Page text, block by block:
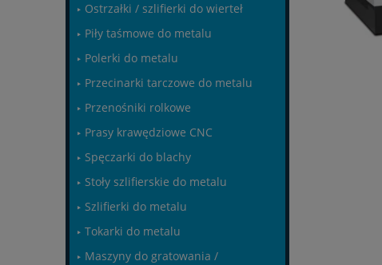
Ostrzałki / szlifierki do wierteł
Piły taśmowe do metalu
Polerki do metalu
Przecinarki tarczowe do metalu
Przenośniki rolkowe
Prasy krawędziowe CNC
Spęczarki do blachy
Stoły szlifierskie do metalu
Szlifierki do metalu
Tokarki do metalu
Maszyny do gratowania /